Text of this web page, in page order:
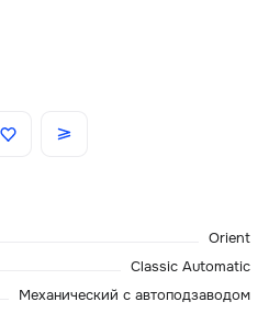
Orient
Classic Automatic
Механический с автоподзаводом